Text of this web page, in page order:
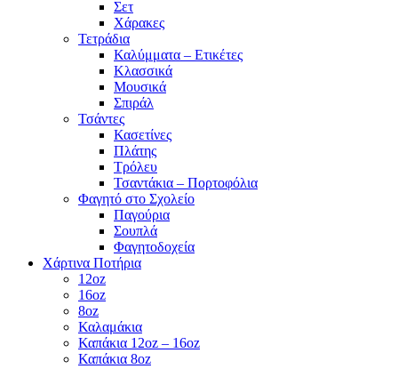
Σετ
Χάρακες
Τετράδια
Καλύμματα – Ετικέτες
Κλασσικά
Μουσικά
Σπιράλ
Τσάντες
Κασετίνες
Πλάτης
Τρόλευ
Τσαντάκια – Πορτοφόλια
Φαγητό στο Σχολείο
Παγούρια
Σουπλά
Φαγητοδοχεία
Χάρτινα Ποτήρια
12oz
16oz
8oz
Καλαμάκια
Καπάκια 12oz – 16oz
Καπάκια 8oz